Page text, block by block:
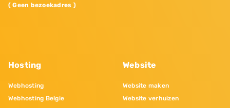
( Geen bezoekadres )
Hosting
Webhosting
Webhosting Belgie
Website
Website maken
Website verhuizen